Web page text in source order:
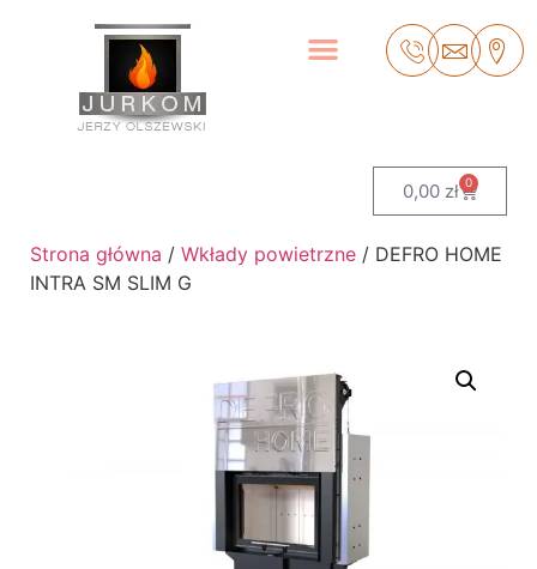
0,00 zł 0
Strona główna / Wkłady powietrzne / DEFRO HOME
INTRA SM SLIM G